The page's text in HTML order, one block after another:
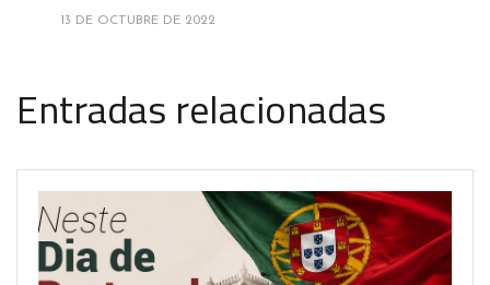
13 DE OCTUBRE DE 2022
Entradas relacionadas